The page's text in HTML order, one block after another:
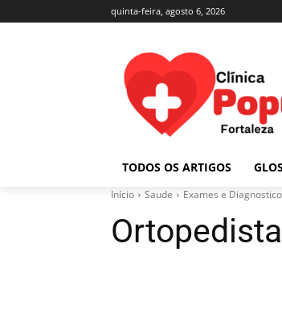
quinta-feira, agosto 6, 2026
TODOS OS ARTIGOS
Início Saude Exames e Diagnostico